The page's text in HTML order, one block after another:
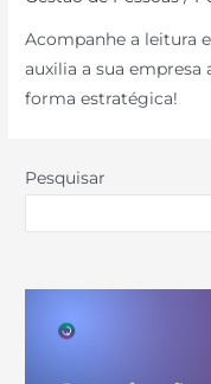
Acompanhe a leitura
auxilia a sua
forma estratégica!
Pesquisar